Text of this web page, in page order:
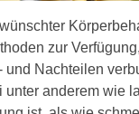
zur
und Nachteilen
unter anderem wie